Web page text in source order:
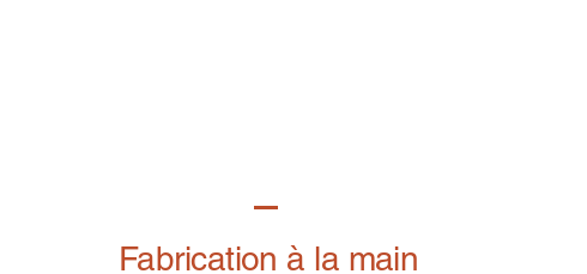
Fabrication à la main